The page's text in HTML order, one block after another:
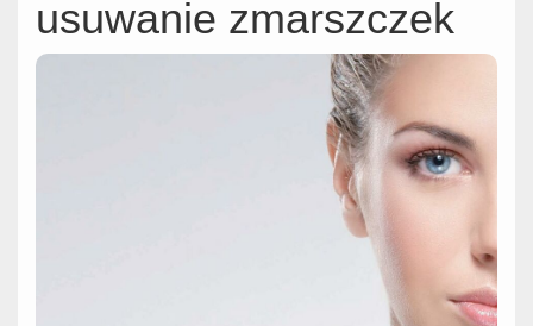
usuwanie zmarszczek